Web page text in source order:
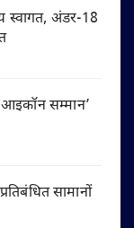
स्वागत, अंडर-18
आइकॉन सम्मान’
सामानों